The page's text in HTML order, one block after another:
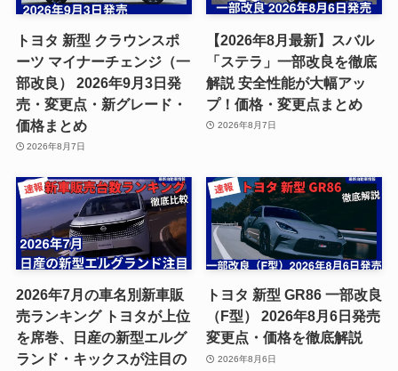
トヨタ 新型 クラウンスポ
ーツ マイナーチェンジ（一
部改良） 2026年9月3日発
売・変更点・新グレード・
価格まとめ
2026年8月7日
【2026年8月最新】スバル
「ステラ」一部改良を徹底
解説 安全性能が大幅アッ
プ！価格・変更点まとめ
2026年8月7日
2026年7月の車名別新車販
売ランキング トヨタが上位
を席巻、日産の新型エルグ
ランド・キックスが注目の
トヨタ 新型 GR86 一部改良
（F型） 2026年8月6日発売
変更点・価格を徹底解説
2026年8月6日